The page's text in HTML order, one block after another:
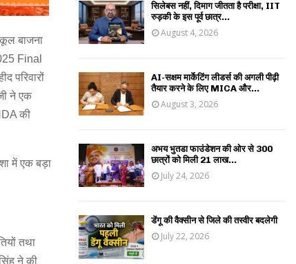
बाजना
Final
परिवारों
ने एक
की
में एक बड़ा
तथा
ने की
सिलेबस नहीं, दिमाग जीतता है परीक्षा, IIT
रुड़की के इस पूर्व छात्र...
August 4, 2026
AI-सक्षम मार्केटिंग लीडर्स की अगली पीढ़ी
तैयार करने के लिए MICA और...
August 3, 2026
अभय भुतडा फाउंडेशन की ओर से 300
छात्रों को मिली 21 लाख...
July 24, 2026
डेंगू की वैक्सीन से जिले की तस्वीर बदलेगी
July 22, 2026